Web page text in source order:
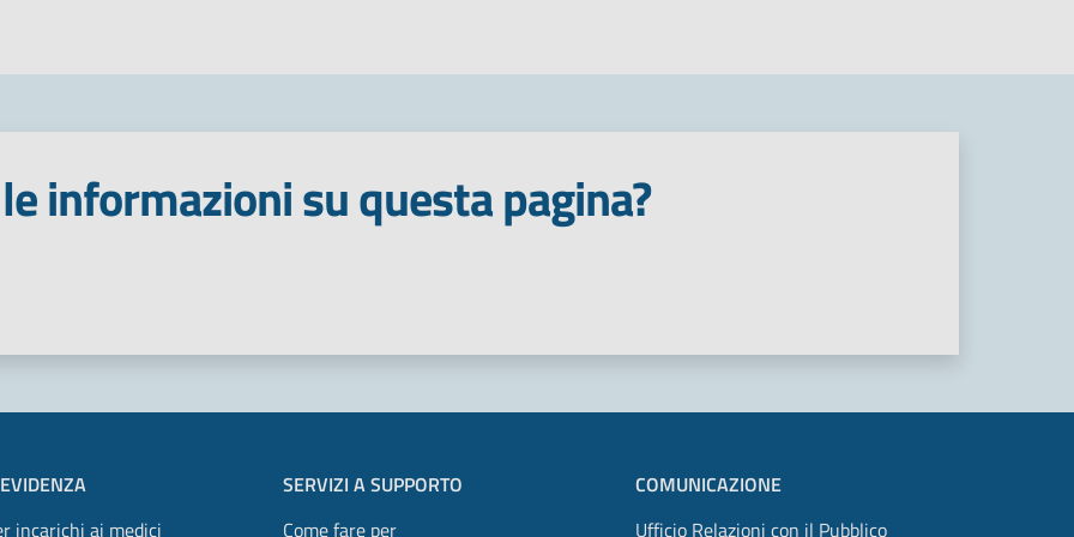
informazioni su questa pagina?
incarichi ai medici
SERVIZI A SUPPORTO
Come fare per
COMUNICAZIONE
Ufficio Relazioni con il Pubblico